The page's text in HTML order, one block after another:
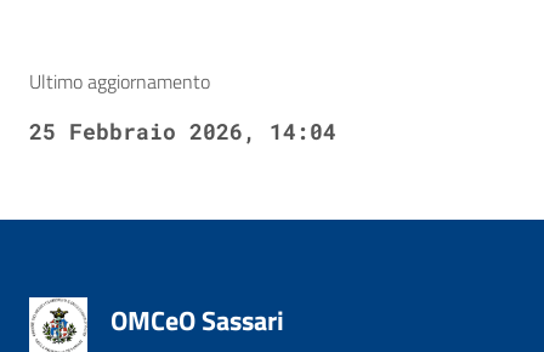
Ultimo aggiornamento
25 Febbraio 2026, 14:04
OMCeO Sassari